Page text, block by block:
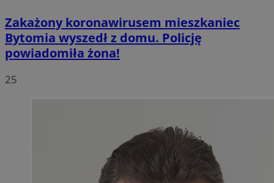
Zakażony koronawirusem mieszkaniec
Bytomia wyszedł z domu. Policję
powiadomiła żona!
25